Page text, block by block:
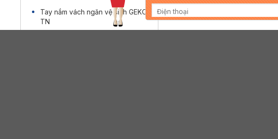
Tay nắm vách ngăn vệ sinh GEKO-
TN